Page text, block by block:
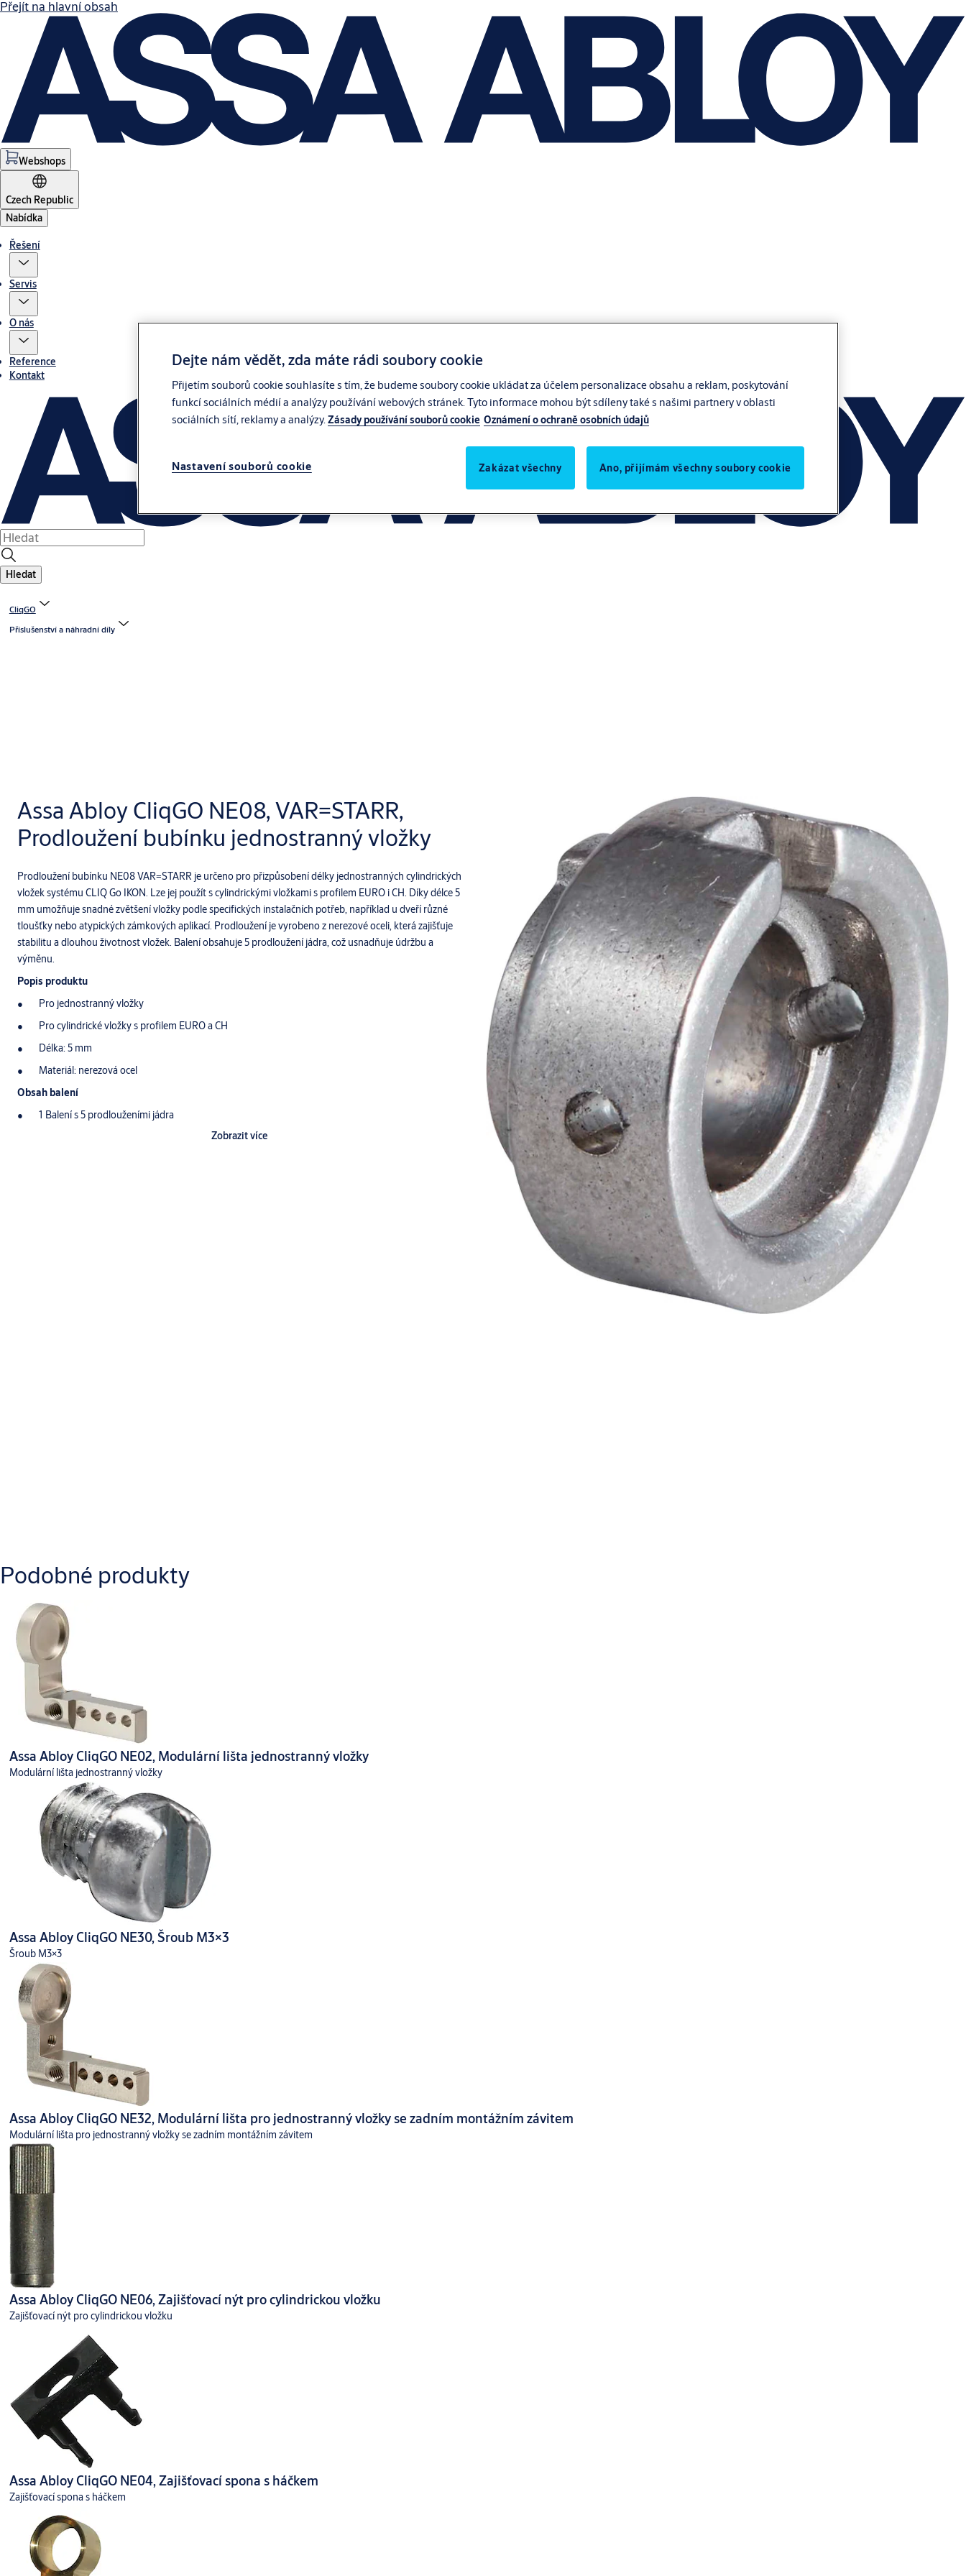
Přejít na hlavní obsah
Webshops
Czech Republic
Nabídka
Řešení
Servis
O nás
Reference
Kontakt
Hledat
CliqGO
Příslušenství a náhradní díly
Assa Abloy CliqGO NE08, VAR=STARR,
Prodloužení bubínku jednostranný vložky
Prodloužení bubínku NE08 VAR=STARR je určeno pro přizpůsobení délky jednostranných cylindrických
vložek systému CLIQ Go IKON. Lze jej použít s cylindrickými vložkami s profilem EURO i CH. Díky délce 5
mm umožňuje snadné zvětšení vložky podle specifických instalačních potřeb, například u dveří různé
tloušťky nebo atypických zámkových aplikací. Prodloužení je vyrobeno z nerezové oceli, která zajišťuje
stabilitu a dlouhou životnost vložek. Balení obsahuje 5 prodloužení jádra, což usnadňuje údržbu a
výměnu.
Popis produktu
Pro jednostranný vložky
Pro cylindrické vložky s profilem EURO a CH
Délka: 5 mm
Materiál: nerezová ocel
Obsah balení
1 Balení s 5 prodlouženími jádra
Zobrazit více
IKON_IKON.CLIQGO.NE08STARR_Product_information_1.pdf
Podobné produkty
Assa Abloy CliqGO NE02, Modulární lišta jednostranný vložky
Modulární lišta jednostranný vložky
Assa Abloy CliqGO NE30, Šroub M3×3
Šroub M3×3
Assa Abloy CliqGO NE32, Modulární lišta pro jednostranný vložky se zadním montážním závitem
Modulární lišta pro jednostranný vložky se zadním montážním závitem
Assa Abloy CliqGO NE06, Zajišťovací nýt pro cylindrickou vložku
Zajišťovací nýt pro cylindrickou vložku
Assa Abloy CliqGO NE04, Zajišťovací spona s háčkem
Zajišťovací spona s háčkem
Dejte nám vědět, zda máte rádi soubory cookie
Přijetím souborů cookie souhlasíte s tím, že budeme soubory cookie ukládat za účelem personalizace obsahu a reklam, poskytování
funkcí sociálních médií a analýzy používání webových stránek. Tyto informace mohou být sdíleny také s našimi partnery v oblasti
sociálních sítí, reklamy a analýzy.Zásady používání souborů cookie Oznámení o ochraně osobních údajů
Nastavení souborů cookie Zakázat všechny Ano, přijímám všechny soubory cookie